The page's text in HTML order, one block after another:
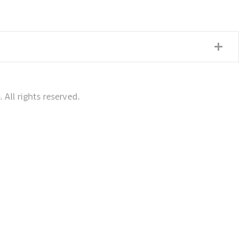
계속된다. 그러면 주변 사람이 괴롭다. 혹시 이 순간 나
rights reserved.